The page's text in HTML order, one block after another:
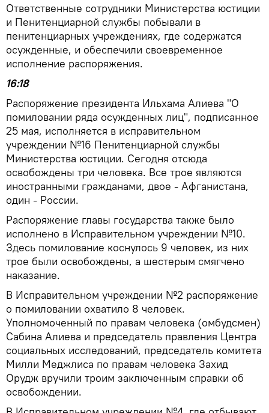
Ответственные сотрудники Министерства юстиции
и Пенитенциарной службы побывали в
пенитенциарных учреждениях, где содержатся
осужденные, и обеспечили своевременное
исполнение распоряжения.
16:18
Распоряжение президента Ильхама Алиева "О
помиловании ряда осужденных лиц", подписанное
25 мая, исполняется в исправительном
учреждении №16 Пенитенциарной службы
Министерства юстиции. Сегодня отсюда
освобождены три человека. Все трое являются
иностранными гражданами, двое - Афганистана,
один - России.
Распоряжение главы государства также было
исполнено в Исправительном учреждении №10.
Здесь помилование коснулось 9 человек, из них
трое были освобождены, а шестерым смягчено
наказание.
В Исправительном учреждении №2 распоряжение
о помиловании охватило 8 человек.
Уполномоченный по правам человека (омбудсмен)
Сабина Алиева и председатель правления Центра
социальных исследований, председатель комитета
Милли Меджлиса по правам человека Захид
Орудж вручили троим заключенным справки об
освобождении.